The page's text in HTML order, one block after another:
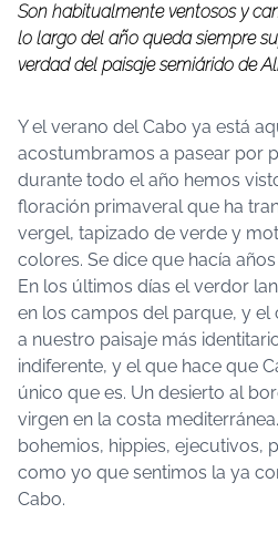
Son habitualmente ventosos y
lo largo del año queda siempre
verdad del paisaje semiárido de
Y el verano del Cabo ya está
acostumbramos a pasear por
durante todo el año hemos
floración primaveral que ha
vergel, tapizado de verde y
colores. Se dice que hacía
En los últimos días el verdor
en los campos del parque, y
a nuestro paisaje más
indiferente, y el que hace que
único que es. Un desierto al
virgen en la costa
bohemios, hippies, ejecutivos,
como yo que sentimos la ya
Cabo.